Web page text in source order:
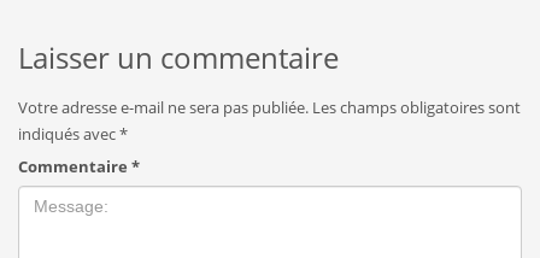
Laisser un commentaire
Votre adresse e-mail ne sera pas publiée. Les champs obligatoires sont
indiqués avec*
Commentaire *